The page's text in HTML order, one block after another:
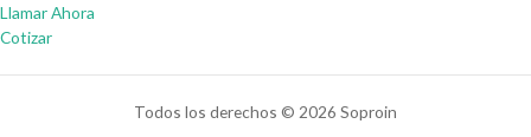
Llamar Ahora
Cotizar
Todos los derechos © 2026 Soproin